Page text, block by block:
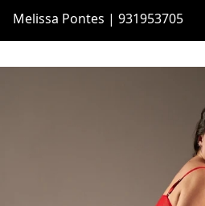
Melissa Pontes | 931953705